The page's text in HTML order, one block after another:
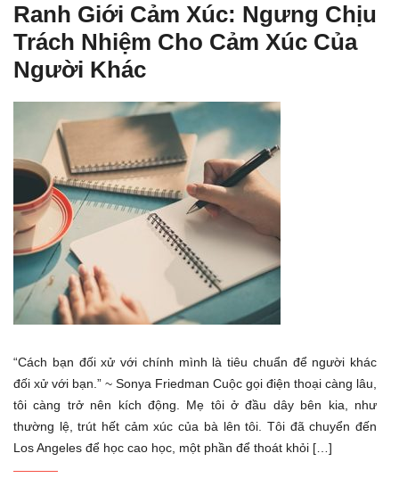
Ranh Giới Cảm Xúc: Ngưng Chịu
Trách Nhiệm Cho Cảm Xúc Của
Người Khác
“Cách bạn đối xử với chính mình là tiêu chuẩn để người khác
đối xử với bạn.” ~ Sonya Friedman Cuộc gọi điện thoại càng lâu,
tôi càng trở nên kích động. Mẹ tôi ở đầu dây bên kia, như
thường lệ, trút hết cảm xúc của bà lên tôi. Tôi đã chuyển đến
Los Angeles để học cao học, một phần để thoát khỏi […]